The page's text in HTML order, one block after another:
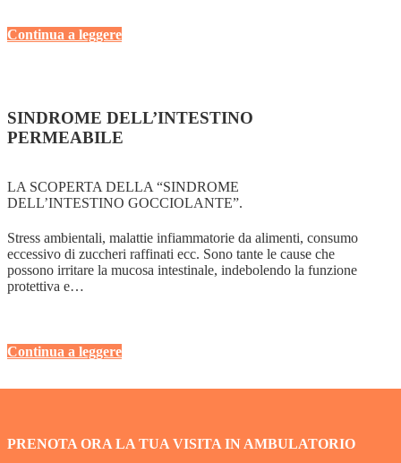
Continua a leggere
SINDROME DELL’INTESTINO
PERMEABILE
LA SCOPERTA DELLA “SINDROME
DELL’INTESTINO GOCCIOLANTE”.
Stress ambientali, malattie infiammatorie da alimenti, consumo
eccessivo di zuccheri raffinati ecc. Sono tante le cause che
possono irritare la mucosa intestinale, indebolendo la funzione
protettiva e…
Continua a leggere
PRENOTA ORA LA TUA VISITA IN AMBULATORIO